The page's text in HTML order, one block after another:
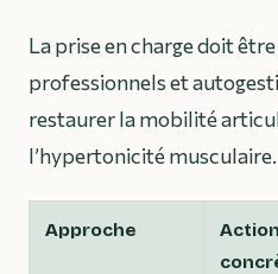
La prise en charge doit
professionnels et
restaurer la mobilité
l’hypertonicité musculaire.
Approche
Action